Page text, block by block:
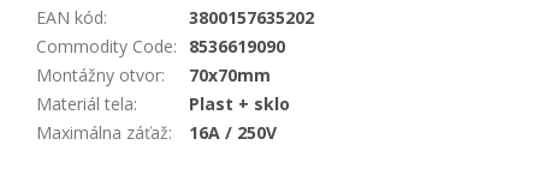
EAN kód:
3800157635202
Commodity Code:
8536619090
Montážny otvor:
70x70mm
Materiál tela:
Plast + sklo
Maximálna záťaž: 16A / 250V